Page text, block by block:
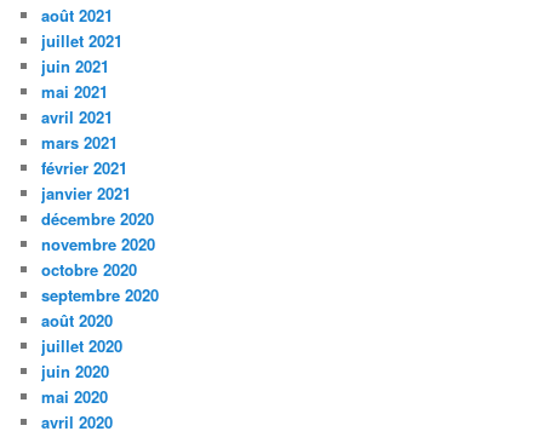
août 2021
juillet 2021
juin 2021
mai 2021
avril 2021
mars 2021
février 2021
janvier 2021
décembre 2020
novembre 2020
octobre 2020
septembre 2020
août 2020
juillet 2020
juin 2020
mai 2020
avril 2020